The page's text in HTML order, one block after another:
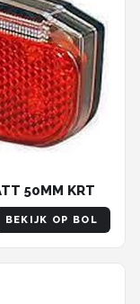
50MM KRT
BEKIJK OP BOL